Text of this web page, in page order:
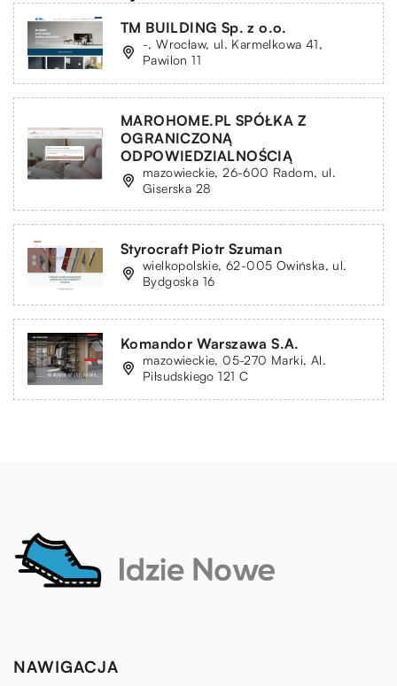
TM BUILDING Sp. z o.o.
-, Wrocław, ul. Karmelkowa 41,
Pawilon 11
MAROHOME.PL SPÓŁKA Z
OGRANICZONĄ
ODPOWIEDZIALNOŚCIĄ
mazowieckie, 26-600 Radom, ul.
Giserska 28
Styrocraft Piotr Szuman
wielkopolskie, 62-005 Owińska, ul.
Bydgoska 16
Komandor Warszawa S.A.
mazowieckie, 05-270 Marki, Al.
Piłsudskiego 121 C
NAWIGACJA